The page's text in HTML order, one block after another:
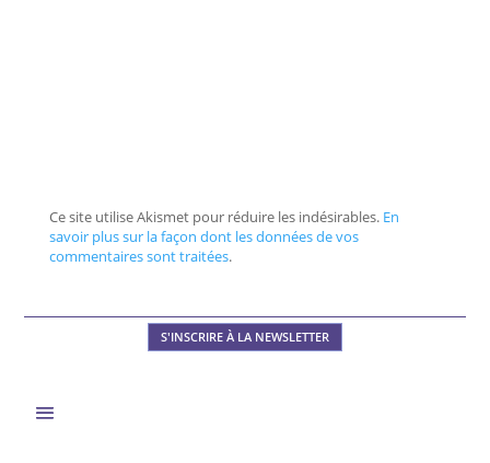
Ce site utilise Akismet pour réduire les indésirables. En
savoir plus sur la façon dont les données de vos
commentaires sont traitées.
S'INSCRIRE À LA NEWSLETTER